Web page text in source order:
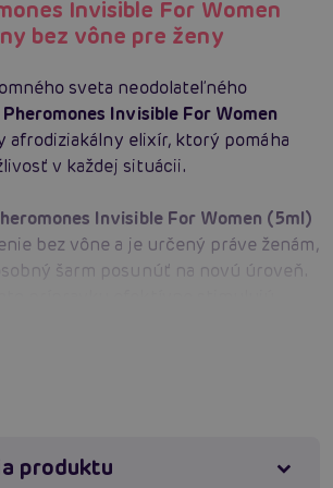
Invisible For Women
bez vône pre ženy
sveta neodolateľného
Pheromones Invisible For Women
afrodiziakálny elixír, ktorý pomáha
v každej situácii.
Invisible For Women (5ml)
bez vône a je určený práve ženám,
šarm posunúť na novú úroveň.
vyvolávajú záujem opačného
udalosť či bežné chvíle, kedy
produktu